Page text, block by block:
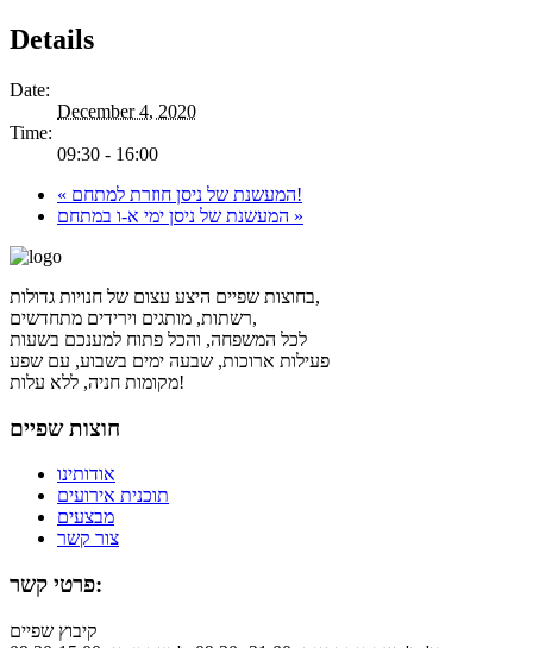
Details
Date:
December 4, 2020
Time:
09:30 - 16:00
«
המעשנת של ניסן חוזרת למתחם!
»
בחוצות שפיים היצע עצום של חנויות גדולות,
רשתות, מותגים וירידים מתחדשים,
לכל המשפחה, והכל פתוח למענכם בשעות
פעילות ארוכות, שבעה ימים בשבוע, עם שפע
מקומות חניה, ללא עלות!
חוצות שפיים
אודותינו
תוכנית אירועים
מבצעים
צור קשר
פרטי קשר:
קיבוץ שפיים